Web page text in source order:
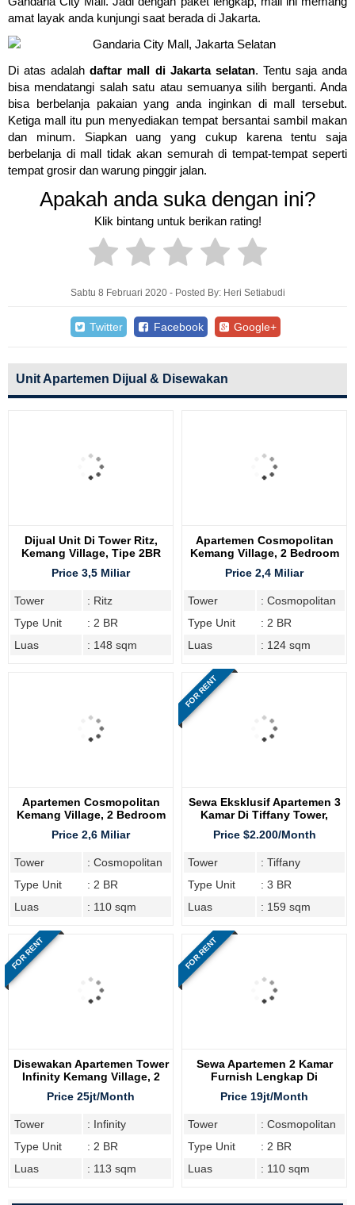
amat layak anda kunjungi saat berada di Jakarta.
Di atas adalahdaftar mall di Jakarta selatan. Tentu saja anda
bisa mendatangi salah satu atau semuanya silih berganti. Anda
bisa berbelanja pakaian yang anda inginkan di mall tersebut.
Ketiga mall itu pun menyediakan tempat bersantai sambil makan
dan minum. Siapkan uang yang cukup karena tentu saja
berbelanja di mall tidak akan semurah di tempat-tempat seperti
tempat grosir dan warung pinggir jalan.
Apakah anda suka dengan ini?
Klik bintang untuk berikan rating!
Sabtu 8 Februari 2020 - Posted By: Heri Setiabudi
Twitter Facebook Google+
Unit Apartemen Dijual & Disewakan
Dijual Unit Di Tower Ritz,
Kemang Village, Tipe 2BR
Price 3,5 Miliar
Tower
: Ritz
Type Unit
: 2 BR
Luas
: 148 sqm
Apartemen Cosmopolitan
Kemang Village, 2 Bedroom
Price 2,4 Miliar
Tower
: Cosmopolitan
Type Unit
: 2 BR
Luas
: 124 sqm
Apartemen Cosmopolitan
Kemang Village, 2 Bedroom
Price 2,6 Miliar
Tower
: Cosmopolitan
Type Unit
: 2 BR
Luas
: 110 sqm
FOR RENT
Sewa Eksklusif Apartemen 3
Kamar Di Tiffany Tower,
Kemang Village Residence
Price $2.200/Month
Tower
: Tiffany
Type Unit
: 3 BR
Luas
: 159 sqm
FOR RENT
Disewakan Apartemen Tower
Infinity Kemang Village, 2
Price 25jt/Month
Tower
: Infinity
Type Unit
: 2 BR
Luas
: 113 sqm
FOR RENT
Sewa Apartemen 2 Kamar
Furnish Lengkap Di
Price 19jt/Month
Tower
: Cosmopolitan
Type Unit
: 2 BR
Luas
: 110 sqm